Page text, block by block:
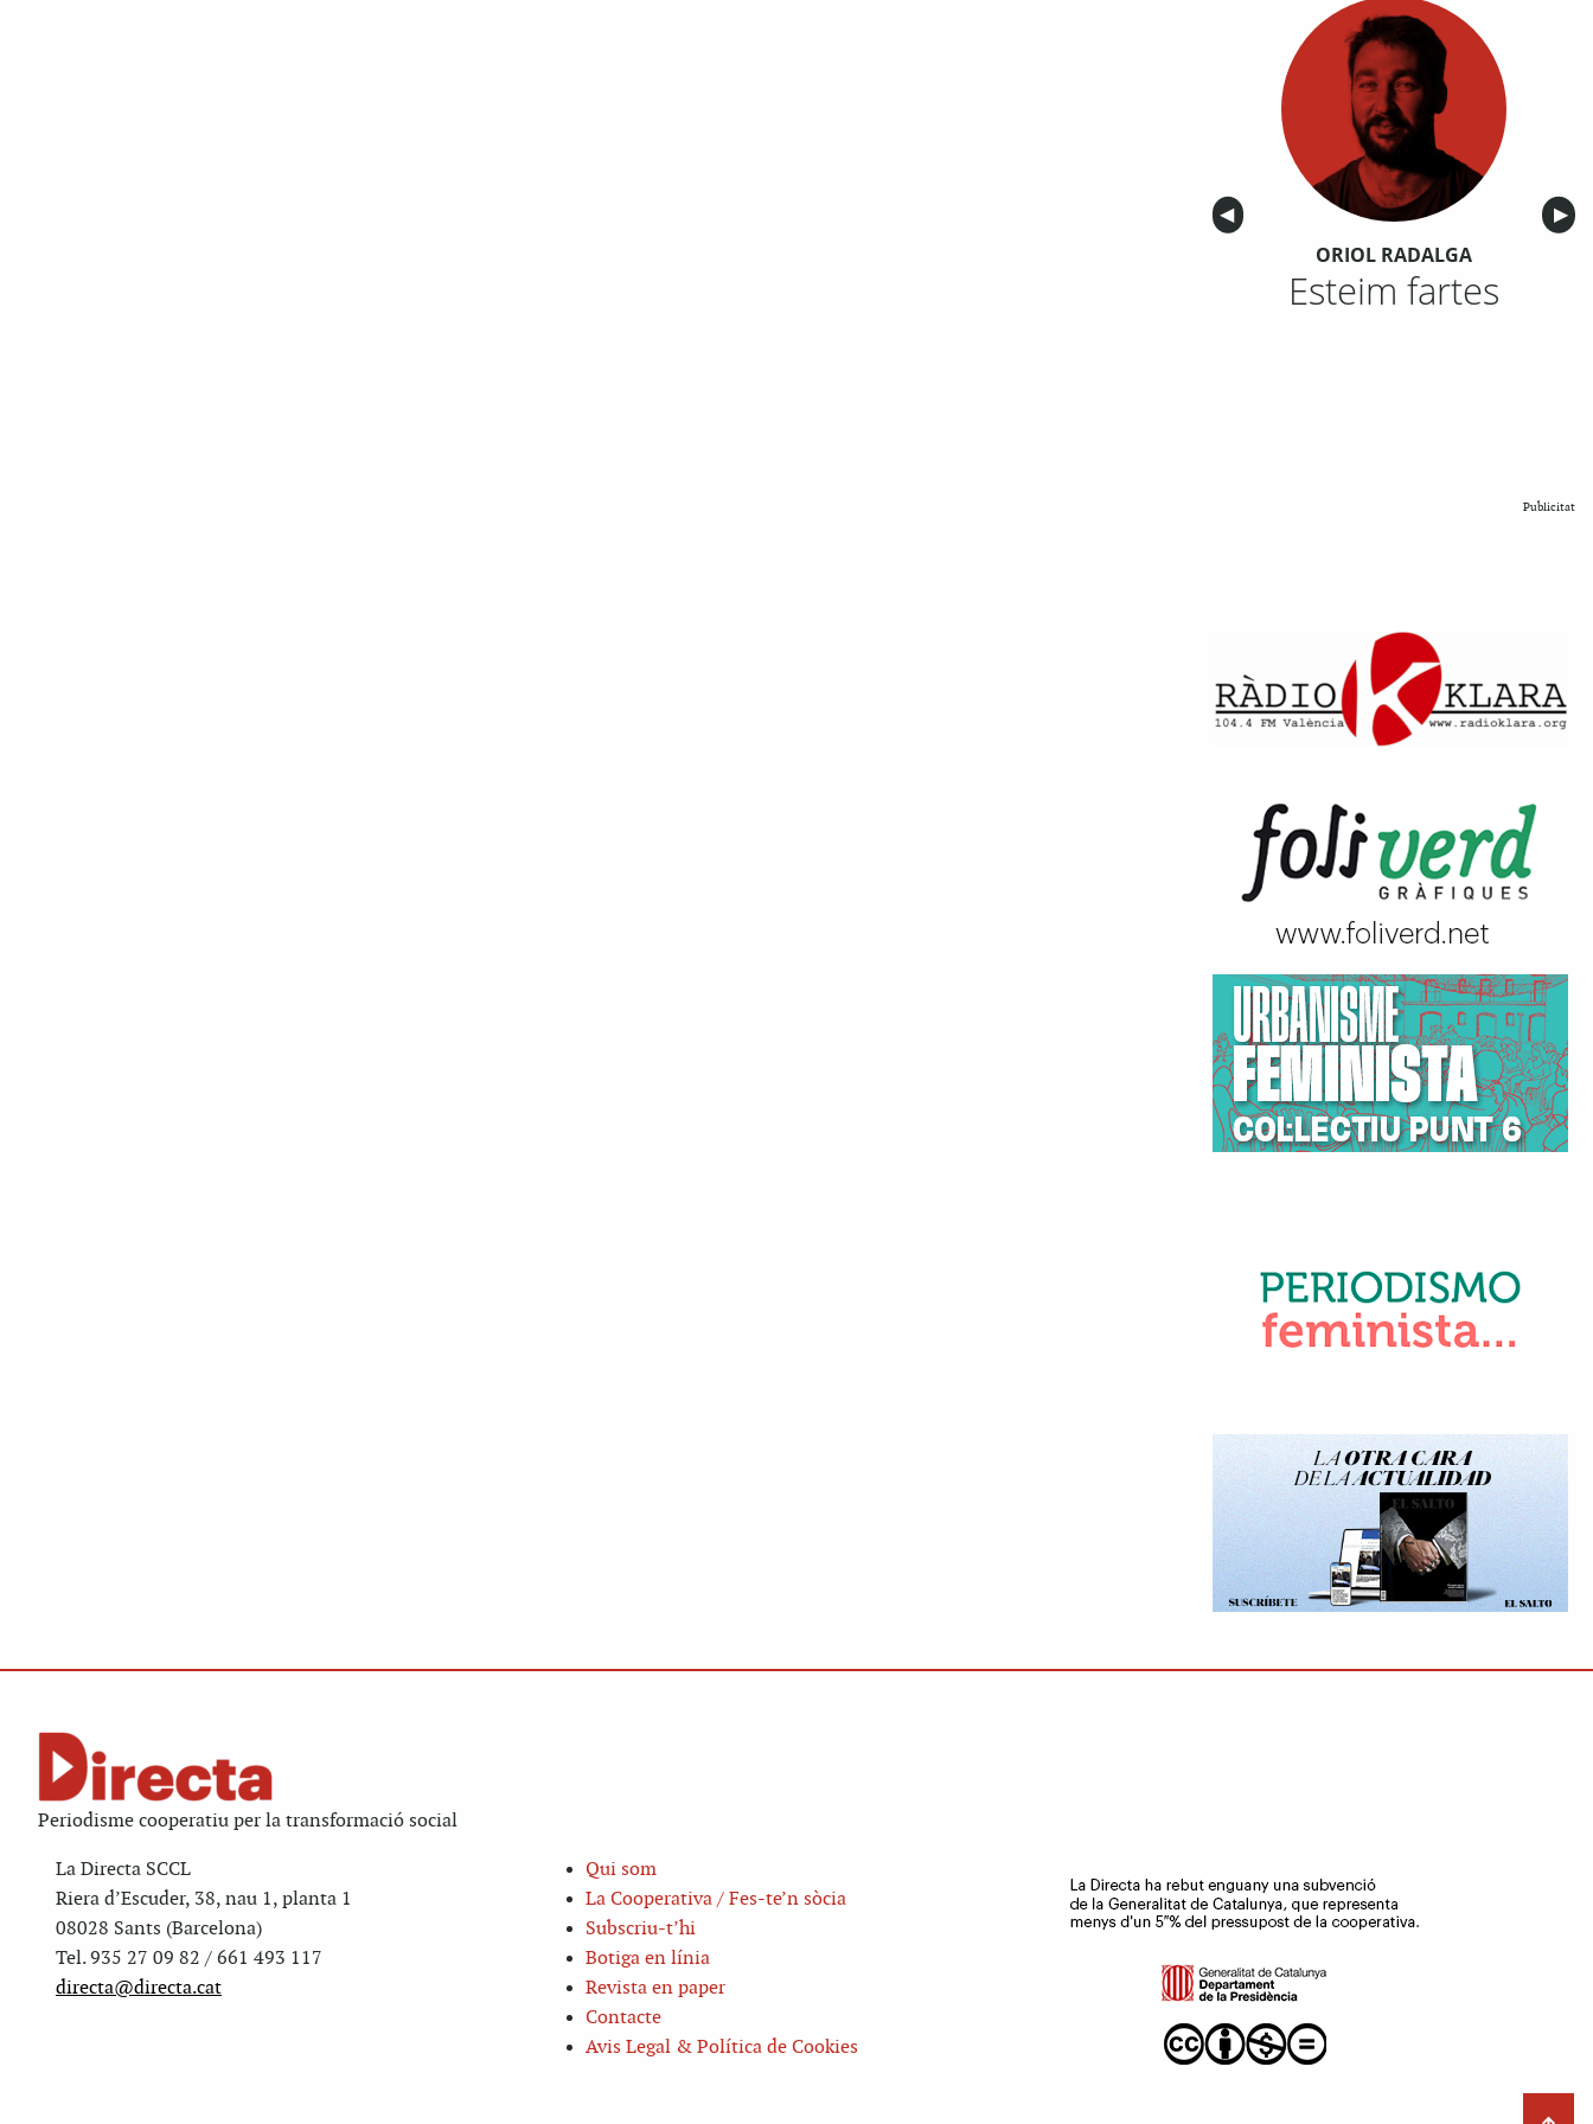
Anterior
◀︎ ▶︎
ORIOL RADALGA
Esteim fartes
Publicitat
Periodisme cooperatiu per la transformació social
La Directa SCCL
Riera d’Escuder, 38, nau 1, planta 1
08028 Sants (Barcelona)
Tel. 935 27 09 82 / 661 493 117
directa@directa.cat
Qui som
La Cooperativa / Fes-te’n sòcia
Subscriu-t’hi
Botiga en línia
Revista en paper
Contacte
Avis Legal & Política de Cookies